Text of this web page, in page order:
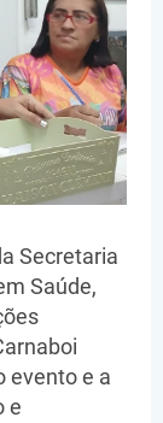
Secretaria
Saúde,
evento e a
e